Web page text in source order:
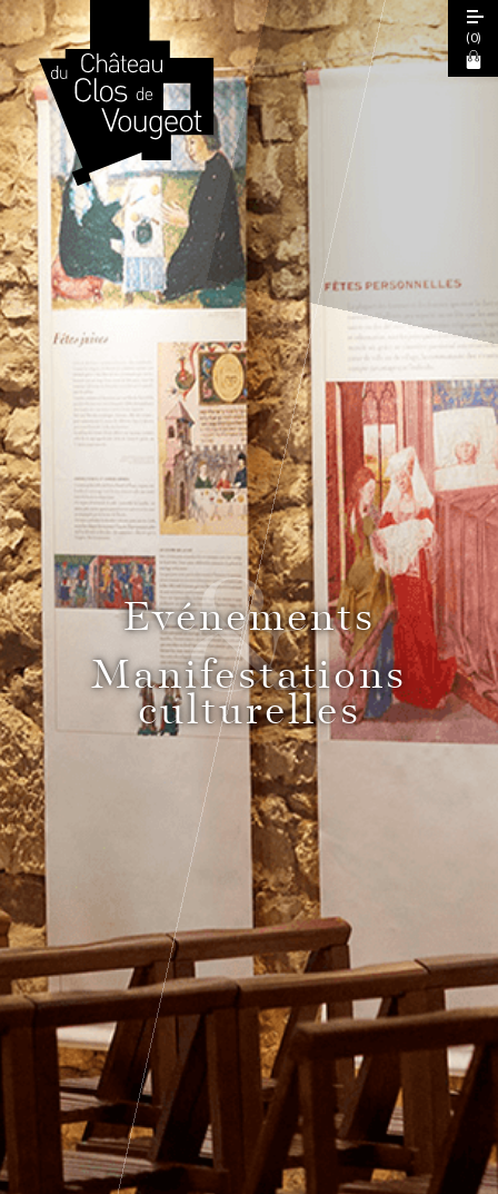
Journées Européennes du Patrimoine
2026
Visite Guidée 2026
Visite Libre
Expérience Sensorielle Cœur de Climats
La Table de Léonce
Pass Bourgogne Spirituelle
Le Comptoir du Bénaton
Mariages
Réceptions, cocktails & événements
professionnels
(0)
Evénements
&
Manifestations
culturelles